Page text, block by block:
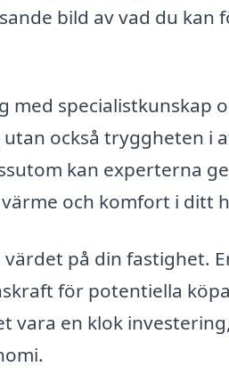
bild av vad du kan
specialistkunskap
också tryggheten i
kan experterna
och komfort i ditt
på din fastighet.
för potentiella
vara en klok